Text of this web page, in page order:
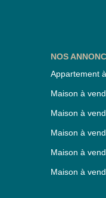
NOS
Appartement
Maison à
Maison à
Maison à
Maison à
Maison à